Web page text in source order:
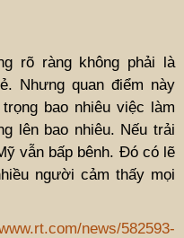
rõ ràng không phải là
Nhưng quan điểm này
bao nhiêu việc làm
lên bao nhiêu. Nếu trải
vẫn bấp bênh. Đó có lẽ
người cảm thấy mọi
news/582593-